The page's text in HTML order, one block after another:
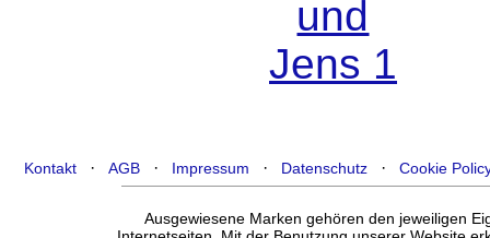
Kontakt ·AGB · Impressum · Datenschutz ·Cookie
Ausgewiesene Marken gehören den jeweiligen